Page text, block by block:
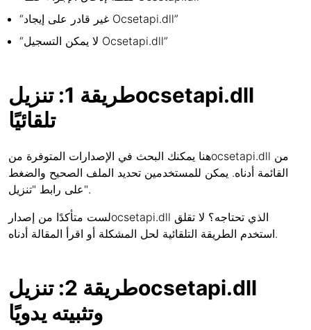
“غير قادر على إيجاد Ocsetapi.dll”
“لا يمكن التسجيل Ocsetapi.dll”
طريقة 1: تنزيلocsetapi.dll
تلقائيًا
هنا يمكنك البحث في الإصدارات المتوفرة منocsetapi.dll من
القائمة أدناه. يمكن للمستخدمين تحديد الملف الصحيح والضغط
على رابط "تنزيل".
لست متأكدًا من إصدارocsetapi.dll الذي تحتاجه؟ لا تقلق
استخدم الطريقة التلقائية لحل المشكلة أو اقرأ المقالة أدناه.
طريقة 2: تنزيلocsetapi.dll
وتثبيته يدويًا